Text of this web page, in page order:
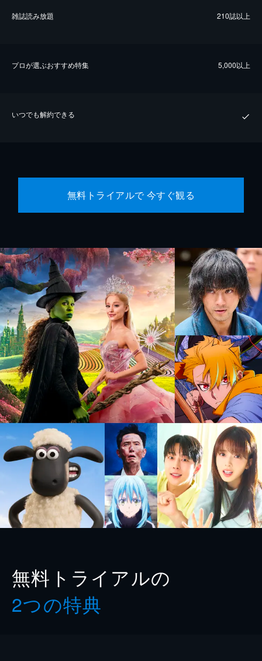
雑誌読み放題 210誌以上
プロが選ぶおすすめ特集 5,000以上
いつでも解約できる
無料トライアルで 今すぐ観る
無料トライアルの
2つの特典